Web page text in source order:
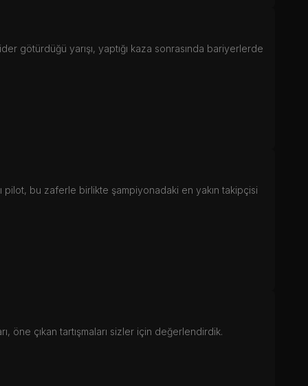
götürdüğü yarışı, yaptığı kaza sonrasında bariyerlerde
pilot, bu zaferle birlikte şampiyonadaki en yakın takipçisi
öne çıkan tartışmaları sizler için değerlendirdik.